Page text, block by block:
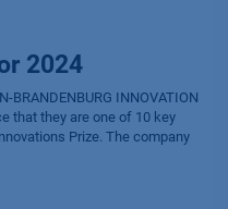
2024
BRANDENBURG INNOVATION
that they are one of 10 key
Prize. The company